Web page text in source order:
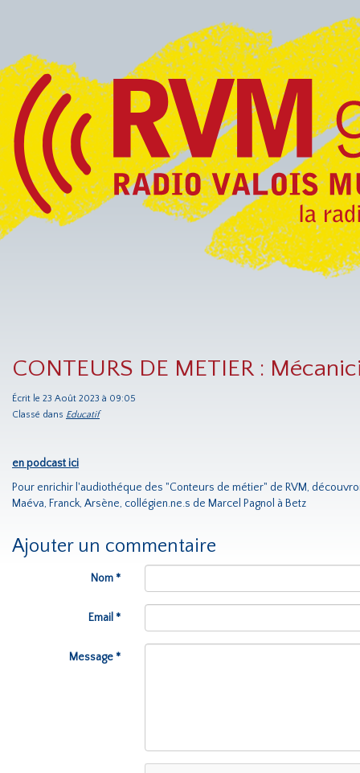
CONTEURS DE METIER :
Écrit le 23 Août 2023 à 09:05
Classé dans Educatif
en podcast ici
Pour enrichir l'audiothéque des "Conteurs de métier" de RVM,
Maéva, Franck, Arsène, collégien.ne.s de Marcel Pagnol à Betz
Ajouter un commentaire
Nom *
Email *
Message *